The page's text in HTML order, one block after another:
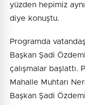
yüzden hepimiz
diye konuştu.
Programda
Başkan Şadi
çalışmalar başlattı.
Mahalle Muhtarı
Başkan Şadi